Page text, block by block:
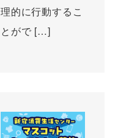
理的に行動するこ
とがで […]